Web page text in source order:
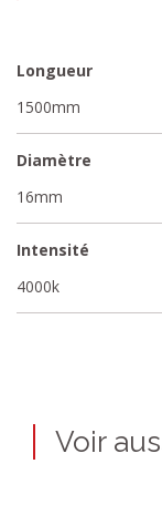
Longueur
1500mm
Diamètre
16mm
Intensité
4000k
Voir